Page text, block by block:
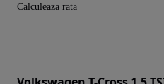
Calculeaza rata